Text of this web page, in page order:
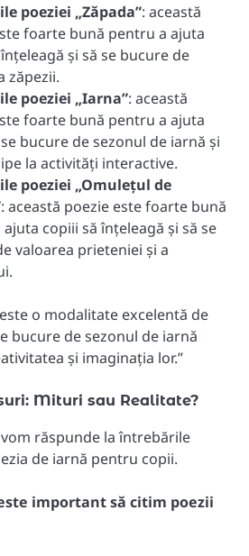
poeziei „Zăpada”: această
foarte bună pentru a ajuta
și să se bucure de
zăpezii.
poeziei „Iarna”: această
foarte bună pentru a ajuta
bucure de sezonul de iarnă și
la activități interactive.
poeziei „Omulețul de
: această poezie este foarte bună
copiii să înțeleagă și să se
valoarea prieteniei și a
o modalitate excelentă de
bucure de sezonul de iarnă
și imaginația lor.”
Mituri sau Realitate?
răspunde la întrebările
de iarnă pentru copii.
important să citim poezii